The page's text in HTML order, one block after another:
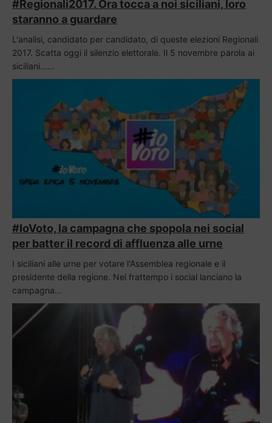
#Regionali2017. Ora tocca a noi siciliani, loro
staranno a guardare
L'analisi, candidato per candidato, di queste elezioni Regionali
2017. Scatta oggi il silenzio elettorale. Il 5 novembre parola ai
siciliani...…
#IoVoto, la campagna che spopola nei social
per batter il record di affluenza alle urne
I siciliani alle urne per votare l'Assemblea regionale e il
presidente della regione. Nel frattempo i social lanciano la
campagna…